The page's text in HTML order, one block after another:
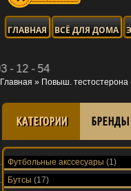
ГЛАВНАЯ ВСЁ ДЛЯ ДОМА
Главная » Повыш. тестостерона
КАТЕГОРИИ БРЕНДЫ
Футбольные акссесуары (1)
Бутсы (17)